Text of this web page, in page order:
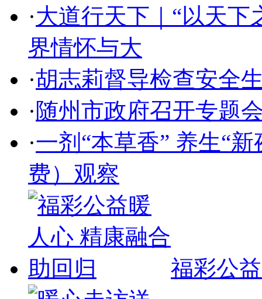
·大道行天下｜“以天
界情怀与大
·胡志莉督导检查安全
·随州市政府召开专题
·一剂“本草香” 养生“
费）观察
福彩公